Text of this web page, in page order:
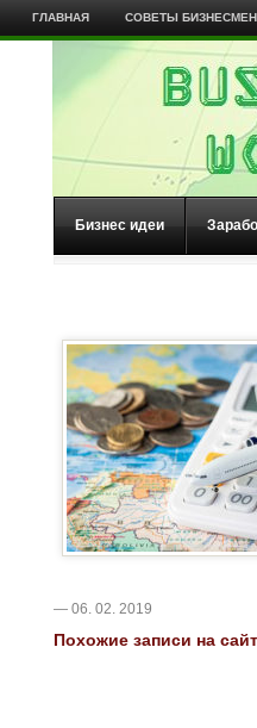
ГЛАВНАЯ СОВЕТЫ
Бизнес идеи
— 06. 02. 2019
Похожие записи на